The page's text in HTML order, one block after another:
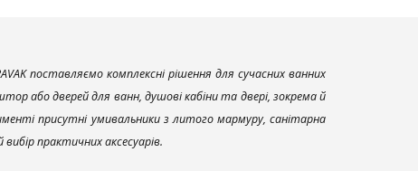
поставляємо комплексні рішення для сучасних ванних
або дверей для ванн, душові кабіни та двері, зокрема й
присутні умивальники з литого мармуру, санітарна
практичних аксесуарів.